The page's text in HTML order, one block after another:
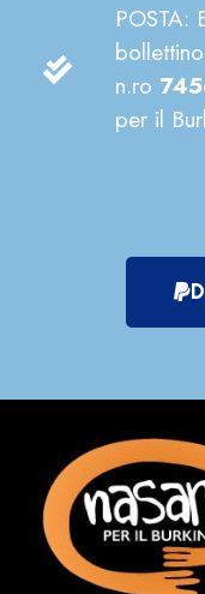
POSTA:
n.ro
per il